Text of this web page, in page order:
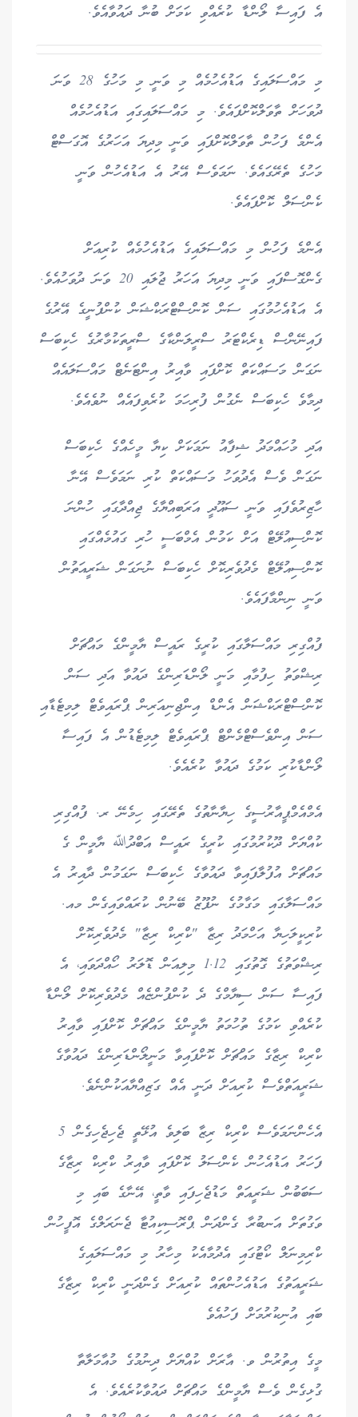
އެ ފައިސާ ލޯންޑާ ކުރެއްވި ކަމަށް ބުނާ ދައުވާއެވެ.
މި މައްސަލައިގެ އަޑުއެހުމެއް މި ވަނީ މި މަހުގެ 28 ވަނަ
ދުވަހަށް ތާވަލްކޮށްފައެވެ. މި މައްސަލައިގައި އަޑުއެހުމެއް
އެންމެ ފަހުން ތާވަލްކޮށްފައި ވަނީ މިދިޔަ އަހަރުގެ އޮގަސްޓް
މަހުގެ ތެރޭގައެވެ. ނަމަވެސް އޭރު އެ އަޑުއެހުން ވަނީ
ކެންސަލް ކޮށްފައެވެ.
އެންމެ ފަހުން މި މައްސަލައިގެ އަޑުއެހުމެއް ކުރިއަށް
ގެންގޮސްފައި ވަނީ މިދިޔަ އަހަރު ޖުލައި 20 ވަނަ ދުވަހުއެވެ.
އެ އަޑުއެހުމުގައި ސަން ކޮންސްޓްރަކްޝަން ކުންފުނީގެ އޭރުގެ
ފައިނޭންސް ޑިރެކްޓަރު ސްރީލަންކާގެ ސްރީތަކުމާރުގެ ހެކިބަސް
ނަގަން މަސައްކަތް ކޮށްފައި ވާއިރު އިންޓަނެޓް މައްސަލައެއް
ދިމާވެ ހެކިބަސް ނެގުން ފުރިހަމަ ކުރެވިފައެއް ނުވެއެވެ.
އަދި މުހައްމަދު ޝިފާއު ނަމަކަށް ކިޔާ މީހެއްގެ ހެކިބަސް
ނަގަން ވެސް އެދުވަހު މަސައްކަތް ކުރި ނަމަވެސް އޭނާ
ހާޒިރުވެފައި ވަނީ ސައޫދީ އަރަބިއްޔާގެ ޖިއްދާގައި ހުންނަ
ކޮންސިއުލޭޓް އަށް ކަމުން އެމްބަސީ ހުރި ގައުމެއްގައި
ކޮންސިއުލޭޓް މެދުވެރިކޮށް ހެކިބަސް ނުނަގަން ޝަރީއަތުން
ވަނީ ނިންމާފައެވެ.
ފުއްގިރި މައްސަލާގައި ކުރީގެ ރައީސް ޔާމީންގެ މައްޗަށް
ރިޝްވަތު ހިފުމާއި މަނީ ލޯންޑަރިންގެ ދައުވާ އަދި ސަން
ކޮންސްޓްރަކްޝަން އެންޑް އިންޖިނިއަރިން ޕްރައިވެޓް ލިމިޓެޑާއި
ސަން އިންވެސްޓްމެންޓް ޕްރައިވެޓް ލިމިޓެޑުން އެ ފައިސާ
ލޯންޑާކުރި ކަމުގެ ދައުވާ ކުރެއެވެ.
އެމްއެމްޕީއާރުސީގެ ހިޔާނާތުގެ ތެރޭގައި ހިމެނޭ ރ. ފުއްގިރި
ކުއްޔަށް ދޫކުރުމުގައި ކުރީގެ ރައީސް އަބްދުﷲ ޔާމީން ގެ
މައްޗަށް އުފުލާފައިވާ ދައުވާގެ ހެކިބަސް ނަގަމުން ދާއިރު އެ
މައްސަލާގައި މަގާމުގެ ނުފޫޒު ބޭނުން ކުރައްވައިގެން މއ.
ކުރިކީލަހިޔާ އަހްމަދު ރިޒާ "ކްރިކް ރިޒާ" މެދުވެރިކޮށް
ރިޝްވަތުގެ ގޮތުގައި 1.12 މިލިއަން ޑޮލަރު ހޯއްދަވައި، އެ
ފައިސާ ސަން ސިޔާމްގެ ދެ ކުންފުންޏެއް މެދުވެރިކޮށް ލޯންޑާ
ކުރެއްވި ކަމުގެ ތުހުމަތު ޔާމީންގެ މައްޗަށް ކޮށްފައި ވާއިރު
ކްރިކް ރިޒާގެ މައްޗަށް ކޮށްފައިވާ މަނީލޯންޑަރިންގެ ދައުވާގެ
ޝަރީއަތްވެސް ކުރިއަށް ދަނީ އެއް ގަޒިއްޔާއަކުންނެވެ.
އެހެންނަމަވެސް ކްރިކް ރިޒާ ބަލިވެ އުޅޭތީ ޖެހިޖެހިގެން 5
ފަހަރު އަޑުއެހުން ކެންސަލު ކޮށްފައި ވާއިރު ކްރިކް ރިޒާގެ
ސަބަބުން ޝަރީއަތް މަޑުޖެހިފައި ވާތީ، އޭނާގެ ބައި މި
ވަގުތަށް އަނބުރާ ގެންދަން ޕްރޮސިކިއުޓާ ޖެނަރަލްގެ އޮފީހުން
ކްރިމިނަލް ކޯޓުގައި އެދުމާއެކު މިހާރު މި މައްސަލައިގެ
ޝަރީއަތުގެ އަޑުއެހުންތައް ކުރިއަށް ގެންދަނީ ކްރިކް ރިޒާގެ
ބައި އުނިކުރުމަށް ފަހުއެވެ
މީގެ އިތުރުން ވ. އާރަށް ކުއްޔަށް ދިނުމުގެ މުއާމަލާތާ
ގުޅިގެން ވެސް ޔާމީންގެ މައްޗަށް ދައުވާކުރެއެވެ. އެ